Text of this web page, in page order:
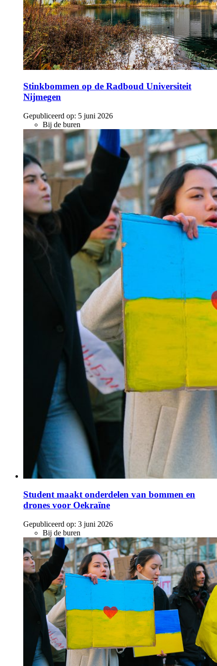
Stinkbommen op de Radboud Universiteit
Nijmegen
Gepubliceerd op: 5 juni 2026
Bij de buren
Student maakt onderdelen van bommen en
drones voor Oekraïne
Gepubliceerd op: 3 juni 2026
Bij de buren